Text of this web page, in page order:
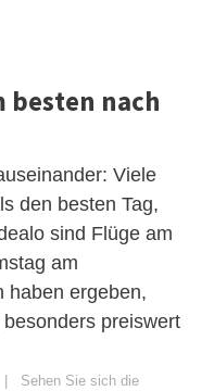
besten nach
Viele
den besten Tag,
sind Flüge am
am
haben ergeben,
preiswert
| Sehen Sie sich die